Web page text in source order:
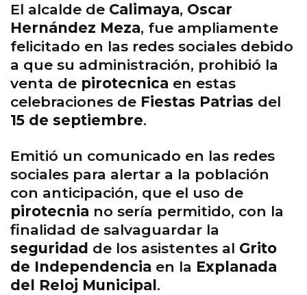
El alcalde de Calimaya, Oscar
Hernández Meza, fue ampliamente
felicitado en las redes sociales debido
a que su administración, prohibió la
venta de pirotecnica en estas
celebraciones de Fiestas Patrias del
15 de septiembre.
Emitió un comunicado en las redes
sociales para alertar a la población
con anticipación, que el uso de
pirotecnia no sería permitido, con la
finalidad de salvaguardar la
seguridad de los asistentes al Grito
de Independencia en la Explanada
del Reloj Municipal.